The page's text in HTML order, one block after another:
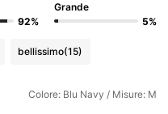
92%
Grande
5%
bellissimo(15)
Colore: Blu Navy / Misure: M